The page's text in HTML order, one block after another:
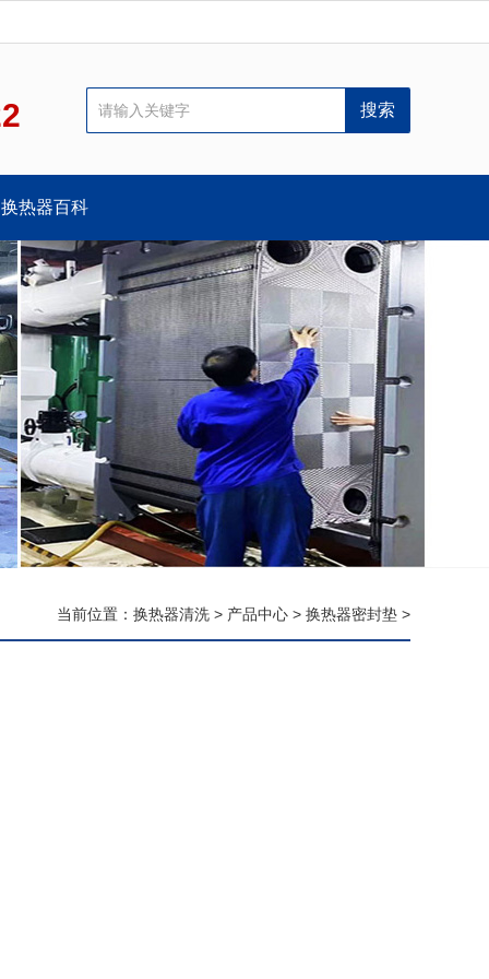
换热器百科
当前位置： 换热器清洗 > 产品中心 > 换热器密封垫 >